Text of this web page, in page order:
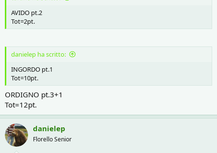
AVIDO pt.2
Tot=2pt.
danielep ha scritto:
INGORDO pt.1
Tot=10pt.
ORDIGNO pt.3+1
Tot=12pt.
danielep
Florello Senior